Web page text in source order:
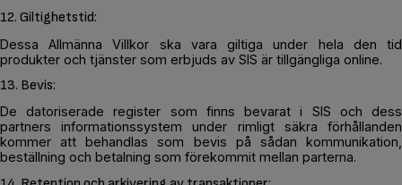
12. Giltighetstid:
Dessa Allmänna Villkor ska vara giltiga under hela den tid
produkter och tjänster som erbjuds av SIS är tillgängliga online.
13. Bevis:
De datoriserade register som finns bevarat i SIS och dess
partners informationssystem under rimligt säkra förhållanden
kommer att behandlas som bevis på sådan kommunikation,
beställning och betalning som förekommit mellan parterna.